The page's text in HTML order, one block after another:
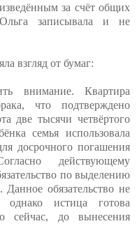
за счёт общих
записывала и не
взгляд от бумаг:
внимание. Квартира
что подтверждено
две тысячи четвёртого
семья использовала
досрочного погашения
действующему
по выделению
обязательство не
однако истица готова
сейчас, до вынесения